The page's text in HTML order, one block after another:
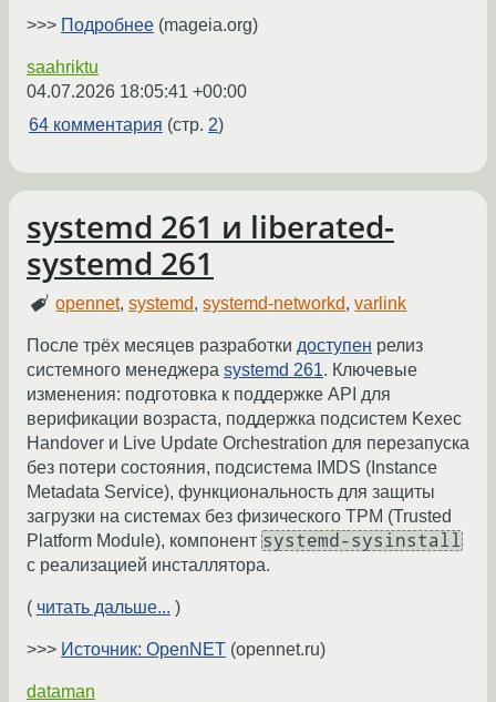
>>> Подробнее (mageia.org)
saahriktu
04.07.2026 18:05:41 +00:00
64 комментария (стр. 2)
systemd 261 и liberated-
systemd 261
opennet,systemd,systemd-networkd,varlink
После трёх месяцев разработки доступен релиз
системного менеджера systemd 261. Ключевые
изменения: подготовка к поддержке API для
верификации возраста, поддержка подсистем Kexec
Handover и Live Update Orchestration для перезапуска
без потери состояния, подсистема IMDS (Instance
Metadata Service), функциональность для защиты
загрузки на системах без физического TPM (Trusted
Platform Module), компонент systemd-sysinstall
с реализацией инсталлятора.
( читать дальше... )
>>> Источник: OpenNET (opennet.ru)
dataman